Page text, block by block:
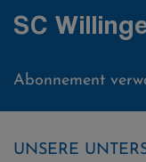
SC
Abonnement
UNSERE